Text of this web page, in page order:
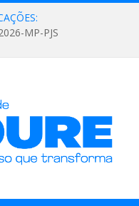
MP-PJS